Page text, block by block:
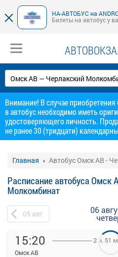
НА-АВТОБУС на
Билеты на автобус у
Внимание! В случае приобретения
в автобус необходимо иметь
удостоверяющего личность.
не ранее 30 (тридцати)
Главная Автобус Омск АВ -
Расписание автобуса Омск
Молкомбинат
05 авг 06
15:20
Омск АВ
2 ч. 51 м